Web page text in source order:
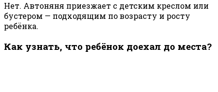
Нет. Автоняня приезжает с детским креслом или
бустером — подходящим по возрасту и росту
ребёнка.
Как узнать, что ребёнок доехал до места?